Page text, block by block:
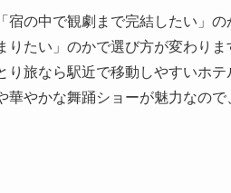
宿の中で観劇まで完結したい」
りたい」のかで選び方が変わり
り旅なら駅近で移動しやすいホ
華やかな舞踊ショーが魅力なの